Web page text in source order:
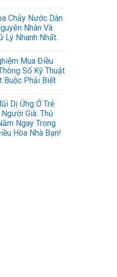
Chảy Nước Dàn
Nhân Và
Lý Nhanh Nhất.
Mua Điều
Số Kỹ Thuật
Buộc Phải Biết
Dị Ứng Ở Trẻ
Già: Thủ
Ngay Trong
Hòa Nhà Bạn!